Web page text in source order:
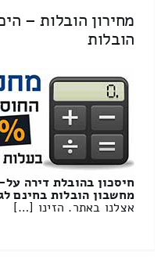
מחירון הובלות –
הובלות
חיסכון בהובלת דירה
מחשבון הובלות בחינם
אצלנו באתר. הזינו […]